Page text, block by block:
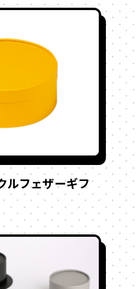
ルフェザーギフ